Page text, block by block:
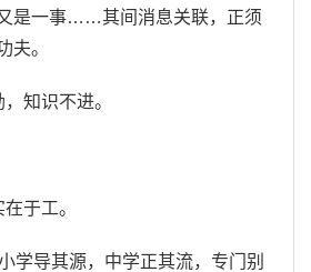
是一事……其间消息关联，正须
夫。
知识不进。
于工。
学导其源，中学正其流，专门别